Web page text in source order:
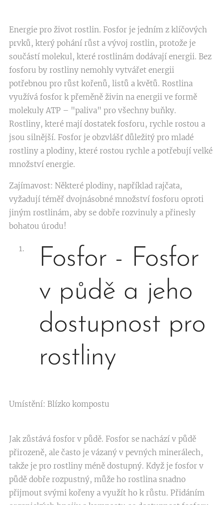
Energie pro život rostlin. Fosfor je jedním z klíčových
prvků, který pohání růst a vývoj rostlin, protože je
součástí molekul, které rostlinám dodávají energii. Bez
fosforu by rostliny nemohly vytvářet energii
potřebnou pro růst kořenů, listů a květů. Rostlina
využívá fosfor k přeměně živin na energii ve formě
molekuly ATP – "paliva" pro všechny buňky.
Rostliny, které mají dostatek fosforu, rychle rostou a
jsou silnější. Fosfor je obzvlášť důležitý pro mladé
rostliny a plodiny, které rostou rychle a potřebují velké
množství energie.
Zajímavost: Některé plodiny, například rajčata,
vyžadují téměř dvojnásobné množství fosforu oproti
jiným rostlinám, aby se dobře rozvinuly a přinesly
bohatou úrodu!
Fosfor - Fosfor
v půdě a jeho
dostupnost pro
rostliny
Umístění: Blízko kompostu
Jak zůstává fosfor v půdě. Fosfor se nachází v půdě
přirozeně, ale často je vázaný v pevných minerálech,
takže je pro rostliny méně dostupný. Když je fosfor v
půdě dobře rozpustný, může ho rostlina snadno
přijmout svými kořeny a využít ho k růstu. Přidáním